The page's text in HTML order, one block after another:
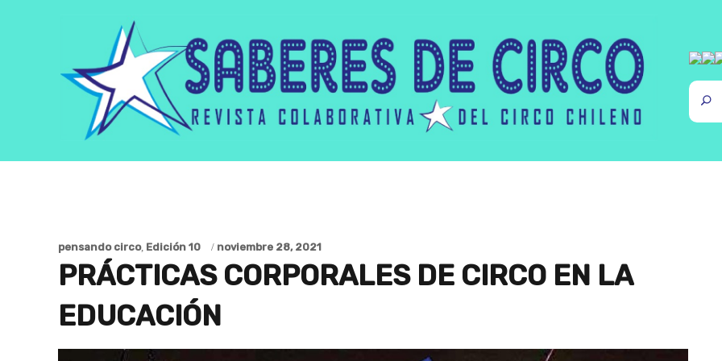
pensando circo, Edición 10 noviembre 28, 2021
PRÁCTICAS CORPORALES DE CIRCO EN LA
EDUCACIÓN